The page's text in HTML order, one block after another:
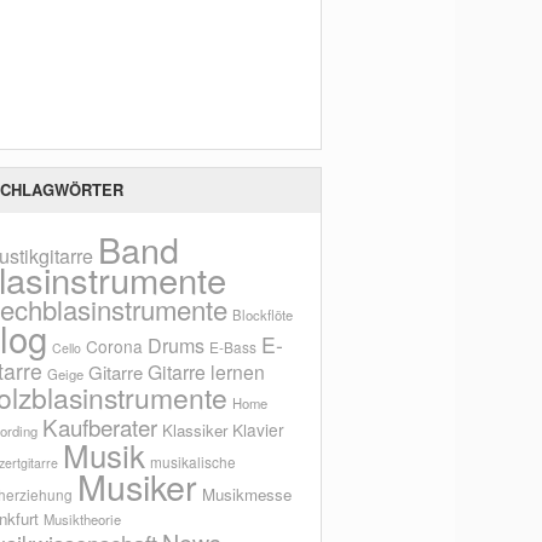
Band
Blockflöte
Cello Corona Drums E-Bass E-
Geige Gitarre Gitarre lernen
Home
Kaufberater Klassiker Klavier
Musik musikalische
Musiker Musikmesse
Musiktheorie